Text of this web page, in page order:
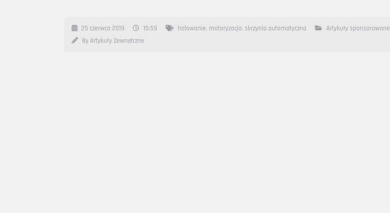
25 czerwca 2019 15:59 holowanie, motoryzacja, skrzynia automatyczna
Artykuły sponsorowane
By Artykuły Zewnętrzne